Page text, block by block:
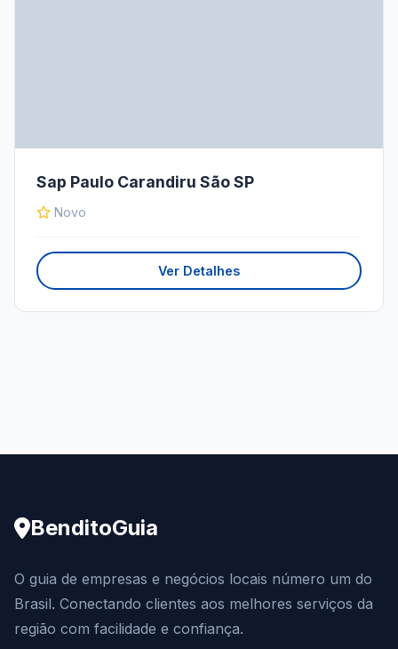
Sap Paulo Carandiru São SP
Novo
Ver Detalhes
BenditoGuia
O guia de empresas e negócios locais número um do
Brasil. Conectando clientes aos melhores serviços da
região com facilidade e confiança.